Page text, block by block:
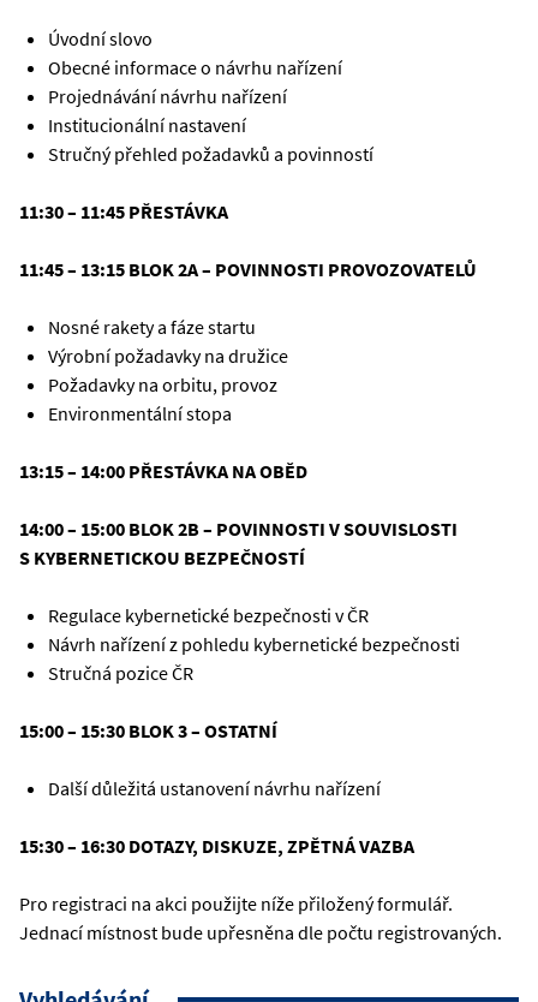
Úvodní slovo
Obecné informace o návrhu nařízení
Projednávání návrhu nařízení
Institucionální nastavení
Stručný přehled požadavků a povinností
11:30 – 11:45 PŘESTÁVKA
11:45 – 13:15 BLOK 2A – POVINNOSTI PROVOZOVATELŮ
Nosné rakety a fáze startu
Výrobní požadavky na družice
Požadavky na orbitu, provoz
Environmentální stopa
13:15 – 14:00 PŘESTÁVKA NA OBĚD
14:00 – 15:00 BLOK 2B – POVINNOSTI V SOUVISLOSTI
S KYBERNETICKOU BEZPEČNOSTÍ
Regulace kybernetické bezpečnosti v ČR
Návrh nařízení z pohledu kybernetické bezpečnosti
Stručná pozice ČR
15:00 – 15:30 BLOK 3 – OSTATNÍ
Další důležitá ustanovení návrhu nařízení
15:30 – 16:30 DOTAZY, DISKUZE, ZPĚTNÁ VAZBA
Pro registraci na akci použijte níže přiložený formulář.
Jednací místnost bude upřesněna dle počtu registrovaných.